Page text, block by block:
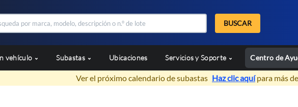
BUSCAR
vehículo Subastas Ubicaciones Servicios y Soporte Centro de
Ver el próximo calendario de subastas Haz clic aquípara más